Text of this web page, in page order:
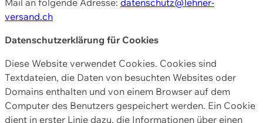
versand.ch
Datenschutzerklärung für Cookies
Diese Website verwendet Cookies. Cookies sind
Textdateien, die Daten von besuchten Websites oder
Domains enthalten und von einem Browser auf dem
Computer des Benutzers gespeichert werden. Ein Cookie
dient in erster Linie dazu, die Informationen über einen